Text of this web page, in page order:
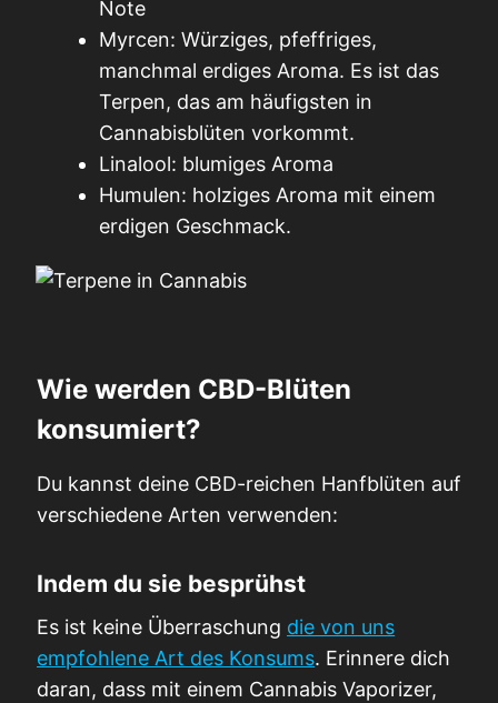
Note
Myrcen: Würziges, pfeffriges,
manchmal erdiges Aroma. Es ist das
Terpen, das am häufigsten in
Cannabisblüten vorkommt.
Linalool: blumiges Aroma
Humulen: holziges Aroma mit einem
erdigen Geschmack.
Wie werden CBD-Blüten
konsumiert?
Du kannst deine CBD-reichen Hanfblüten auf
verschiedene Arten verwenden:
Indem du sie besprühst
Es ist keine Überraschung die von uns
empfohlene Art des Konsums. Erinnere dich
daran, dass mit einem Cannabis Vaporizer,